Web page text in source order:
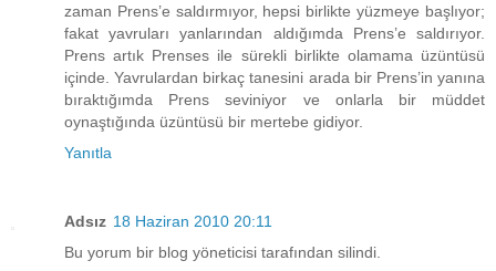
zaman Prens’e saldırmıyor, hepsi birlikte yüzmeye başlıyor;
fakat yavruları yanlarından aldığımda Prens’e saldırıyor.
Prens artık Prenses ile sürekli birlikte olamama üzüntüsü
içinde. Yavrulardan birkaç tanesini arada bir Prens’in yanına
bıraktığımda Prens seviniyor ve onlarla bir müddet
oynaştığında üzüntüsü bir mertebe gidiyor.
Yanıtla
Adsız 18 Haziran 2010 20:11
Bu yorum bir blog yöneticisi tarafından silindi.